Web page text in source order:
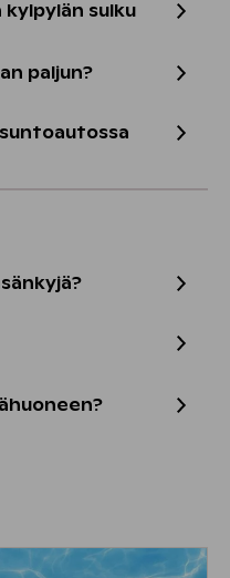
kylpylän sulku
paljun?